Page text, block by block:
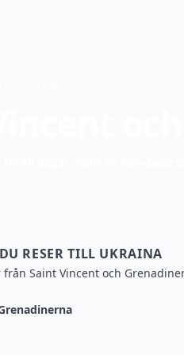
RESER TILL UKRAINA
Saint Vincent och